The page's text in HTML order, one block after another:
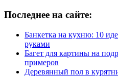
Последнее на сайте:
Банкетка на кухню: 10
руками
Багет для картины на
примеров
Деревянный пол в